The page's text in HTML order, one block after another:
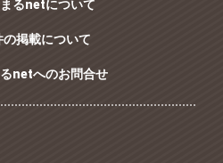
るnetについて
の掲載について
netへのお問合せ